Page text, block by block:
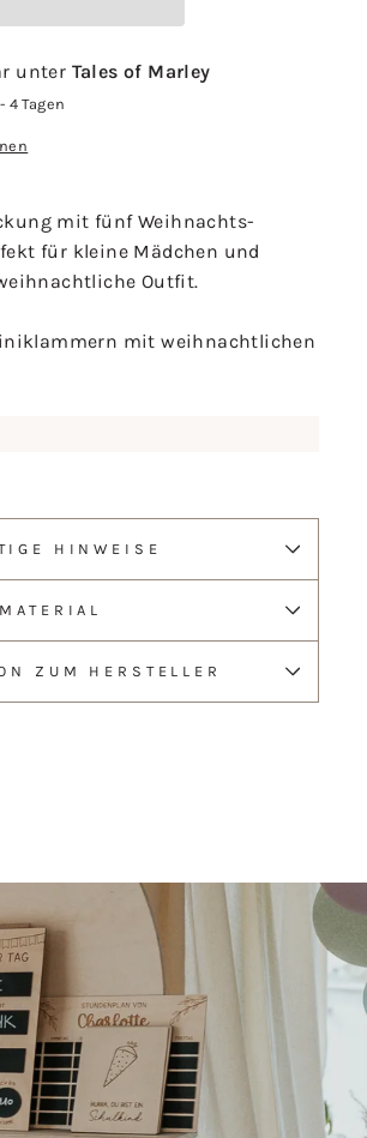
unter Tales of Marley
Tagen
mit fünf Weihnachts-
für kleine Mädchen und
Outfit.
mit weihnachtlichen
HINWEISE
MATERIAL
ZUM HERSTELLER